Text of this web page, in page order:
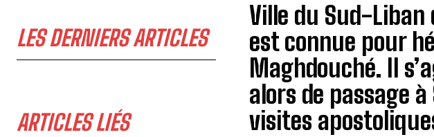
LES DERNIERS ARTICLES
ARTICLES LIÉS
Ville du Sud-Liban
est connue pour
Maghdouché. Il
alors de passage à
visites